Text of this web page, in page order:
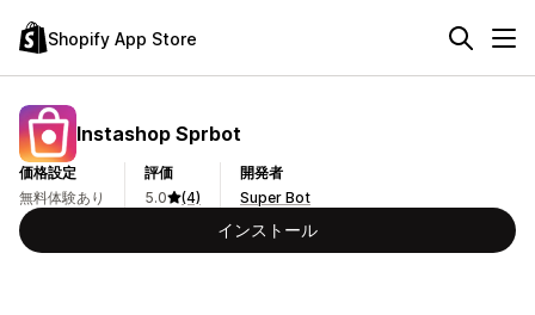
Shopify App Store
Instashop Sprbot
価格設定
無料体験あり
評価
5.0
(4)
開発者
Super Bot
インストール